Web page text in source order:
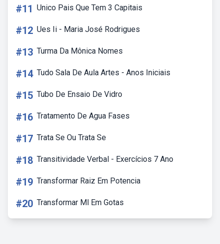
#11 Unico Pais Que Tem 3 Capitais
#12 Ues Ii - Maria José Rodrigues
#13 Turma Da Mônica Nomes
#14 Tudo Sala De Aula Artes - Anos Iniciais
#15 Tubo De Ensaio De Vidro
#16 Tratamento De Agua Fases
#17 Trata Se Ou Trata Se
#18 Transitividade Verbal - Exercícios 7 Ano
#19 Transformar Raiz Em Potencia
#20 Transformar Ml Em Gotas